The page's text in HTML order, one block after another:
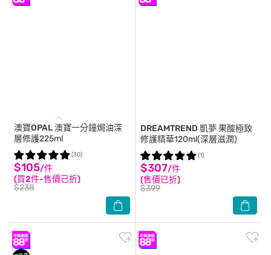
澳寶OPAL澳寶一分鐘焗油深
層修護225ml
$105/件
(買2件-售價已折)
$238
(30)
DREAMTREND 凱夢 果酸極致
修護精華120ml(深層滋潤)
$307/件
(售價已折)
$399
(1)